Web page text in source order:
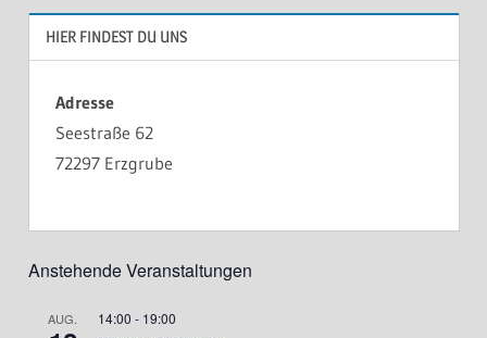
MITGLIEDER
HIER FINDEST DU UNS
Adresse
Seestraße 62
72297 Erzgrube
Anstehende Veranstaltungen
AUG. 14:00 - 19:00